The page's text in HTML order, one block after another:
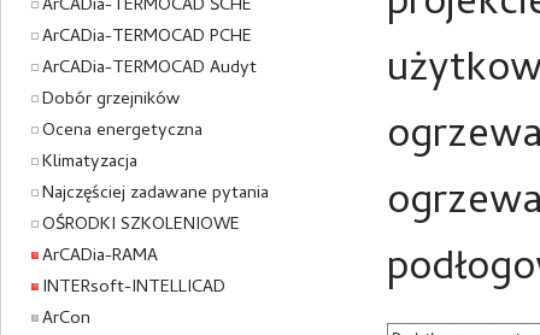
ArCADia-TERMOCAD ŚCHE
ArCADia-TERMOCAD PCHE
ArCADia-TERMOCAD Audyt
Dobór grzejników
Ocena energetyczna
Klimatyzacja
Najczęściej zadawane pytania
OŚRODKI SZKOLENIOWE
ArCADia-RAMA
INTERsoft-INTELLICAD
ArCon